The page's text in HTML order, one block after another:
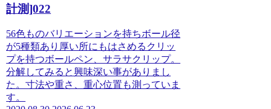
計測]022
56色ものバリエーションを持ちボール径
が5種類あり厚い所にもはさめるクリッ
プを持つボールペン、サラサクリップ。
分解してみると興味深い事がありまし
た。寸法や重さ、重心位置も測っていま
す。